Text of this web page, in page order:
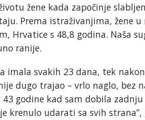
žene kada započinje
Prema istraživanjima, žene
Hrvatice s 48,8 godina. Naša
ranije.
imala svakih 23 dana, tek
dugo trajao – vrlo naglo, bez
godine kad sam dobila
krenulo udarati sa svih strana”,